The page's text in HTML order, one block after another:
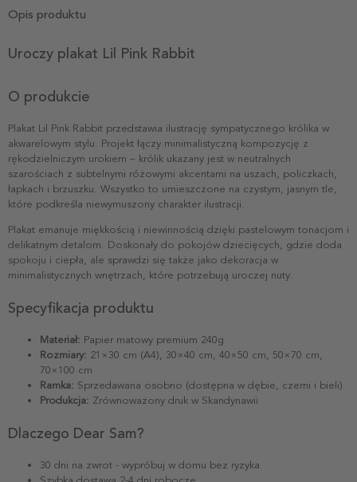
Opis produktu
Uroczy plakat Lil Pink Rabbit
O produkcie
Plakat Lil Pink Rabbit przedstawia ilustrację sympatycznego królika w
akwarelowym stylu. Projekt łączy minimalistyczną kompozycję z
rękodzielniczym urokiem – królik ukazany jest w neutralnych
szarościach z subtelnymi różowymi akcentami na uszach, policzkach,
łapkach i brzuszku. Wszystko to umieszczone na czystym, jasnym tle,
które podkreśla niewymuszony charakter ilustracji.
Plakat emanuje miękkością i niewinnością dzięki pastelowym tonacjom i
delikatnym detalom. Doskonały do pokojów dziecięcych, gdzie doda
spokoju i ciepła, ale sprawdzi się także jako dekoracja w
minimalistycznych wnętrzach, które potrzebują uroczej nuty.
Specyfikacja produktu
Materiał: Papier matowy premium 240g
Rozmiary: 21×30 cm (A4), 30×40 cm, 40×50 cm, 50×70 cm,
70×100 cm
Ramka: Sprzedawana osobno (dostępna w dębie, czerni i bieli)
Produkcja: Zrównoważony druk w Skandynawii
Dlaczego Dear Sam?
30 dni na zwrot - wypróbuj w domu bez ryzyka